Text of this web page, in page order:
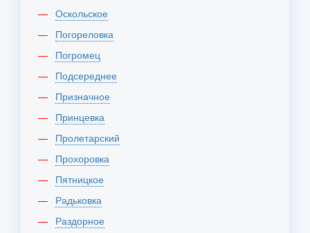
Оскольское
Погореловка
Погромец
Подсереднее
Призначное
Принцевка
Пролетарский
Прохоровка
Пятницкое
Радьковка
Раздорное